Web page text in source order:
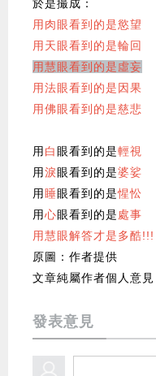
於是撮成：
用肉眼看到的是慾望
用天眼看到的是輪回
用慧眼看到的是虛妄
用法眼看到的是因果
用佛眼看到的是慈悲
用 白 眼看到的是輕視
用淚眼看到的是婆娑
用 睡眼看到的是惺忪
用心眼看到的是處事
用慧眼解答才是多酷!!!
原圖：作者提供
文章純屬作者個人意
發表意見